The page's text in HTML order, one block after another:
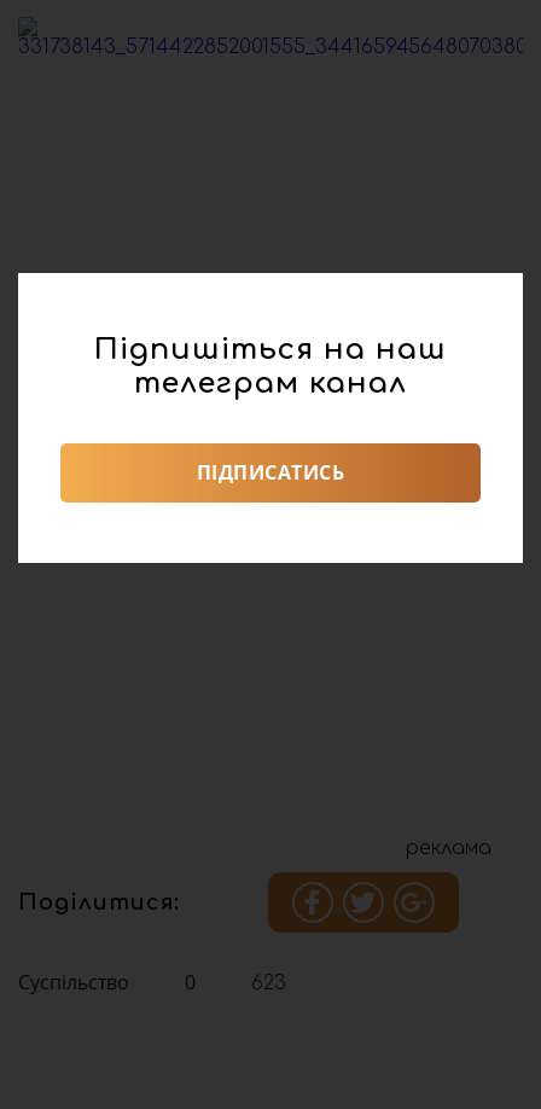
реклама
Поділитися:
Суспільство 0 623
Підпишіться на наш
телеграм канал
ПІДПИСАТИСЬ